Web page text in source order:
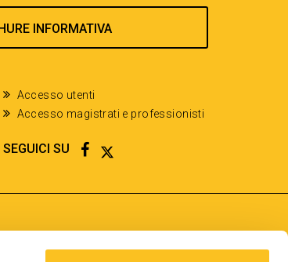
INFORMATIVA
Accesso utenti
Accesso magistrati e professionisti
SEGUICI SU FACEBOOK
TWITTER